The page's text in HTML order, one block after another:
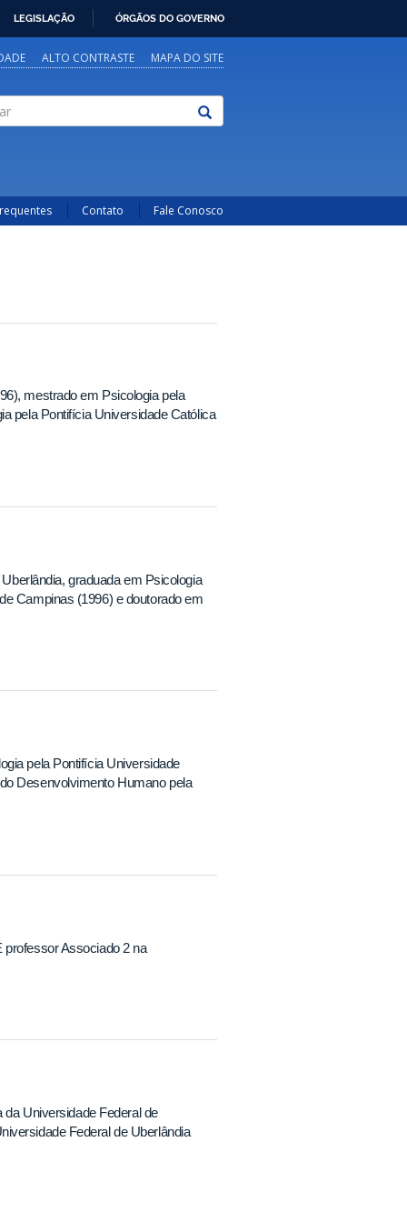
LEGISLAÇÃO ÓRGÃOS DO GOVERNO
ALTO CONTRASTE MAPA DO SITE
Contato Fale Conosco
mestrado em Psicologia pela
pela Pontifícia Universidade Católica
graduada em Psicologia
Campinas (1996) e doutorado em
pela Pontifícia Universidade
Desenvolvimento Humano pela
professor Associado 2 na
Universidade Federal de
Federal de Uberlândia